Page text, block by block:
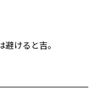
けると吉。